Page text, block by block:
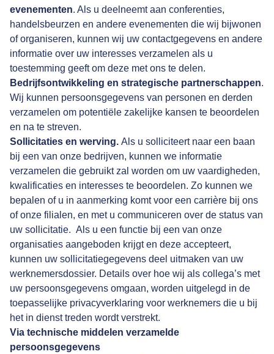
evenementen. Als u deelneemt aan conferenties,
handelsbeurzen en andere evenementen die wij bijwonen
of organiseren, kunnen wij uw contactgegevens en andere
informatie over uw interesses verzamelen als u
toestemming geeft om deze met ons te delen.
Bedrijfsontwikkeling en strategische partnerschappen.
Wij kunnen persoonsgegevens van personen en derden
verzamelen om potentiële zakelijke kansen te beoordelen
en na te streven.
Sollicitaties en werving. Als u solliciteert naar een baan
bij een van onze bedrijven, kunnen we informatie
verzamelen die gebruikt zal worden om uw vaardigheden,
kwalificaties en interesses te beoordelen. Zo kunnen we
bepalen of u in aanmerking komt voor een carrière bij ons
of onze filialen, en met u communiceren over de status van
uw sollicitatie. Als u een functie bij een van onze
organisaties aangeboden krijgt en deze accepteert,
kunnen uw sollicitatiegegevens deel uitmaken van uw
werknemersdossier. Details over hoe wij als collega’s met
uw persoonsgegevens omgaan, worden uitgelegd in de
toepasselijke privacyverklaring voor werknemers die u bij
het in dienst treden wordt verstrekt.
Via technische middelen verzamelde
persoonsgegevens